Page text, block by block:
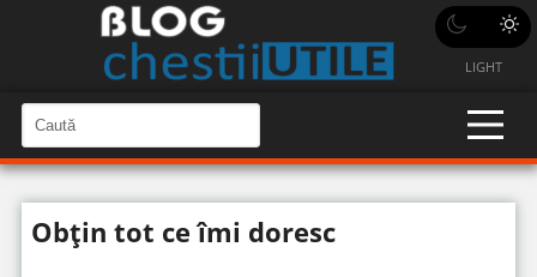
LIGHT
a
u
t
C
a
u
î
n
Obţin tot ce îmi doresc